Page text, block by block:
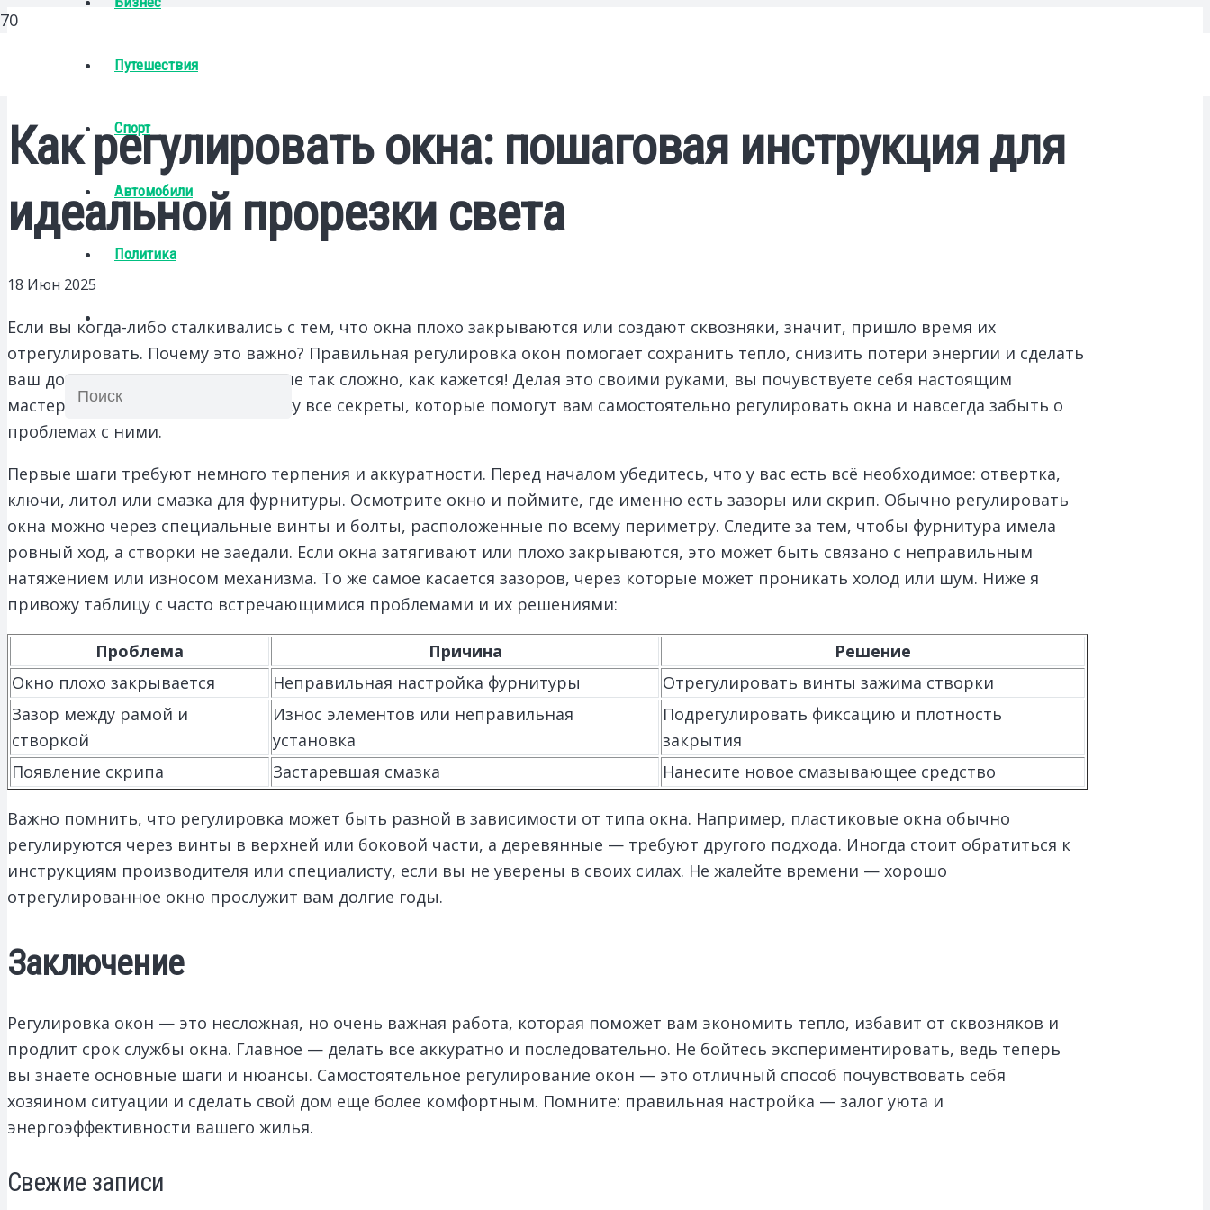
Путешествия
Спорт
Автомобили
Политика
Как регулировать окна: пошаговая инструкция для
идеальной прорезки света
18 Июн 2025
Если вы когда-либо сталкивались с тем, что окна плохо закрываются или создают сквозняки, значит, пришло время их
отрегулировать. Почему это важно? Правильная регулировка окон помогает сохранить тепло, снизить потери энергии и сделать
ваш дом уютнее. Не бойтесь, это не так сложно, как кажется! Делая это своими руками, вы почувствуете себя настоящим
мастером. В этой статье я расскажу все секреты, которые помогут вам самостоятельно регулировать окна и навсегда забыть о
проблемах с ними.
Первые шаги требуют немного терпения и аккуратности. Перед началом убедитесь, что у вас есть всё необходимое: отвертка,
ключи, литол или смазка для фурнитуры. Осмотрите окно и поймите, где именно есть зазоры или скрип. Обычно регулировать
окна можно через специальные винты и болты, расположенные по всему периметру. Следите за тем, чтобы фурнитура имела
ровный ход, а створки не заедали. Если окна затягивают или плохо закрываются, это может быть связано с неправильным
натяжением или износом механизма. То же самое касается зазоров, через которые может проникать холод или шум. Ниже я
привожу таблицу с часто встречающимися проблемами и их решениями:
Проблема Причина
Решение
Окно плохо закрывается
Неправильная настройка фурнитуры
Отрегулировать винты зажима створки
Зазор между рамой и
створкой
Износ элементов или неправильная
установка
Подрегулировать фиксацию и плотность
закрытия
Появление скрипа
Застаревшая смазка Нанесите новое смазывающее средство
Важно помнить, что регулировка может быть разной в зависимости от типа окна. Например, пластиковые окна обычно
регулируются через винты в верхней или боковой части, а деревянные — требуют другого подхода. Иногда стоит обратиться к
инструкциям производителя или специалисту, если вы не уверены в своих силах. Не жалейте времени — хорошо
отрегулированное окно прослужит вам долгие годы.
Заключение
Регулировка окон — это несложная, но очень важная работа, которая поможет вам экономить тепло, избавит от сквозняков и
продлит срок службы окна. Главное — делать все аккуратно и последовательно. Не бойтесь экспериментировать, ведь теперь
вы знаете основные шаги и нюансы. Самостоятельное регулирование окон — это отличный способ почувствовать себя
хозяином ситуации и сделать свой дом еще более комфортным. Помните: правильная настройка — залог уюта и
энергоэффективности вашего жилья.
Свежие записи